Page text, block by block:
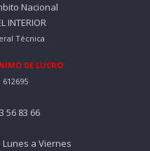
Nacional
INTERIOR
Técnica
DE LUCRO
612695
56 83 66
a Viernes